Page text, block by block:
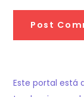
Este portal está